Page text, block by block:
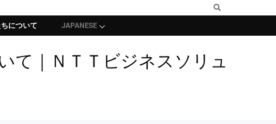
について JAPANESE
て｜ＮＴＴビジネスソリュ